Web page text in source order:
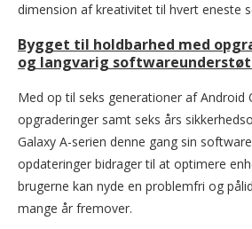
dimension af kreativitet til hvert eneste
Bygget til holdbarhed med
og langvarig
Med op til seks generationer af Android
opgraderinger samt seks års
Galaxy A-serien denne gang sin
opdateringer bidrager til at optimere
brugerne kan nyde en problemfri og
mange år fremover.